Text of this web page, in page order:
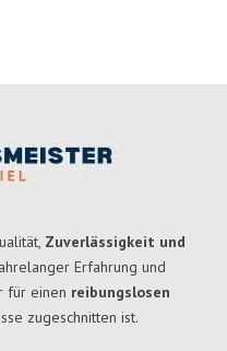
Zuverlässigkeit und
Erfahrung und
für einen reibungslosen
zugeschnitten ist.